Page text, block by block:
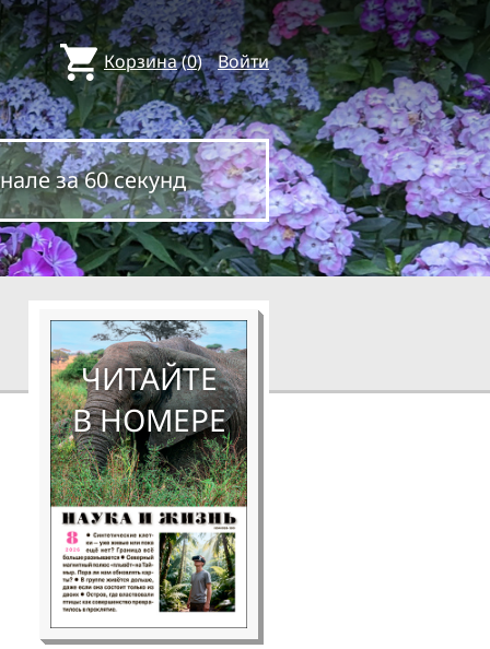
Корзина(0) Войти
за 60 секунд
ЧИТАЙТЕ
В НОМЕРЕ